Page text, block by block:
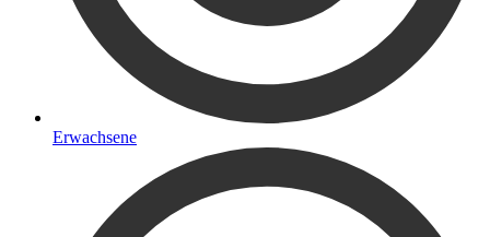
Erwachsene